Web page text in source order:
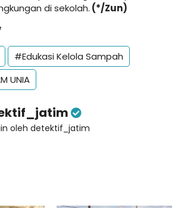
di sekolah. (*/Zun)
#Edukasi Kelola Sampah
UNIA
oleh detektif_jatim